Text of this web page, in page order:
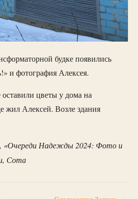
будке появились
и фотография Алексея.
цветы у дома на
жил Алексей. Возле здания
«Очереди Надежды 2024: Фото и
Сота